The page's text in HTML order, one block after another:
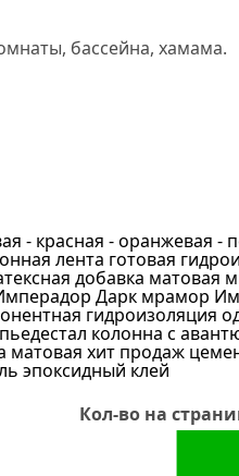
бассейна, хамама.
- красная - оранжевая -
лента готовая
добавка матовая
Дарк мрамор
гидроизоляция
пьедестал колонна с
матовая хит продаж
эпоксидный клей
Кол-во на